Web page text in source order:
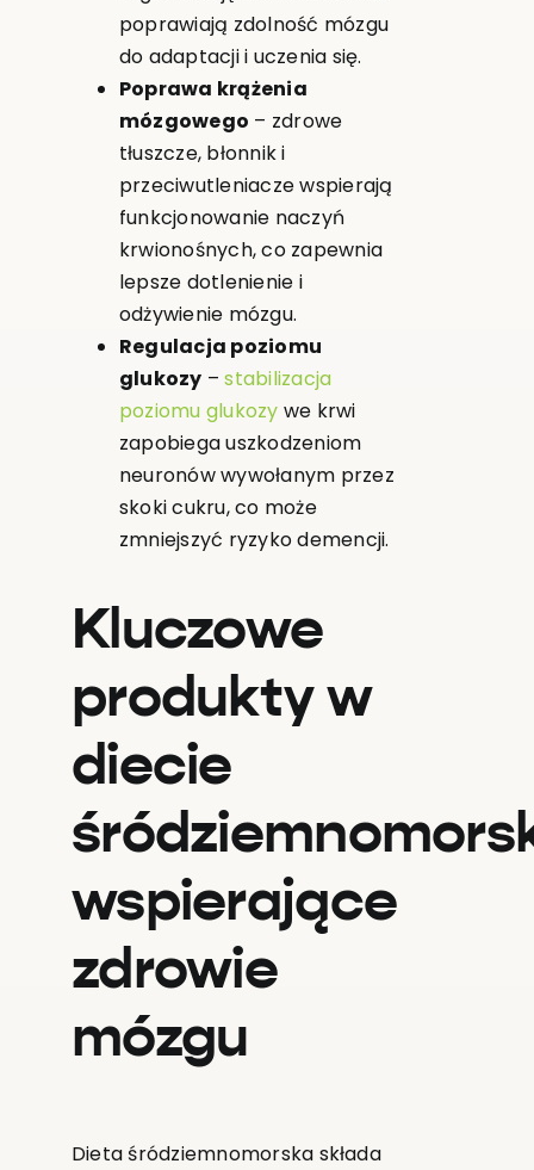
poprawiają zdolność mózgu
do adaptacji i uczenia się.
Poprawa krążenia
mózgowego – zdrowe
tłuszcze, błonnik i
przeciwutleniacze wspierają
funkcjonowanie naczyń
krwionośnych, co zapewnia
lepsze dotlenienie i
odżywienie mózgu.
Regulacja poziomu
glukozy –stabilizacja
poziomu glukozy we krwi
zapobiega uszkodzeniom
neuronów wywołanym przez
skoki cukru, co może
zmniejszyć ryzyko demencji.
Kluczowe
produkty w
diecie
wspierające
zdrowie
mózgu
Dieta śródziemnomorska składa